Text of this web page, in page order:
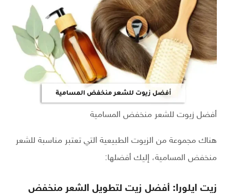
أفضل زيوت للشعر منخفض المسامية
هناك مجموعة من الزيوت الطبيعية التي تعتبر مناسبة للشعر
منخفض المسامية، إليك أفضلها:
زيت ايلورا: أفضل زيت لتطويل الشعر منخفض